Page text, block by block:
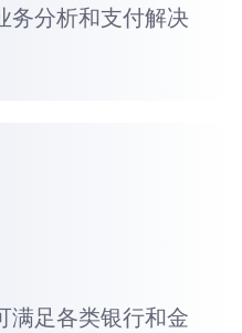
务分析和支付解决
满足各类银行和金